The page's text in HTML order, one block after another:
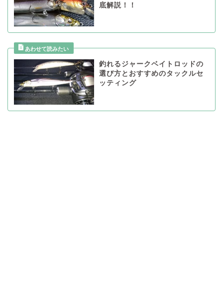
底解説！！
釣れるジャークベイトロッドの
選び方とおすすめのタックルセ
ッティング